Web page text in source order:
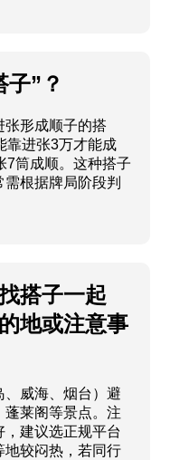
”？
张形成顺子的搭
靠进张3万才能成
7筒成顺。这种搭子
根据牌局阶段判
搭子一起
地或注意事
、威海、烟台）避
莱阁等景点。注
建议选正规平台
地较闷热，若同行